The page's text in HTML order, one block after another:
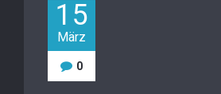
15
März
0